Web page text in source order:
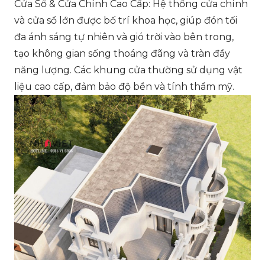
Cửa Sổ & Cửa Chính Cao Cấp: Hệ thống cửa chính
và cửa sổ lớn được bố trí khoa học, giúp đón tối
đa ánh sáng tự nhiên và gió trời vào bên trong,
tạo không gian sống thoáng đãng và tràn đầy
năng lượng. Các khung cửa thường sử dụng vật
liệu cao cấp, đảm bảo độ bền và tính thẩm mỹ.